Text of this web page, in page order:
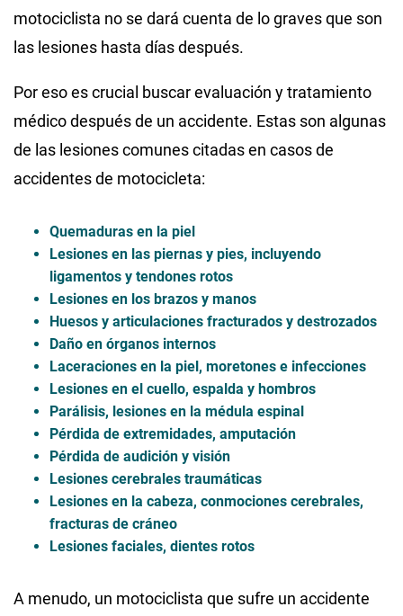
motociclista no se dará cuenta de lo graves que son
las lesiones hasta días después.
Por eso es crucial buscar evaluación y tratamiento
médico después de un accidente. Estas son algunas
de las lesiones comunes citadas en casos de
accidentes de motocicleta:
Quemaduras en la piel
Lesiones en las piernas y pies, incluyendo
ligamentos y tendones rotos
Lesiones en los brazos y manos
Huesos y articulaciones fracturados y destrozados
Daño en órganos internos
Laceraciones en la piel, moretones e infecciones
Lesiones en el cuello, espalda y hombros
Parálisis, lesiones en la médula espinal
Pérdida de extremidades, amputación
Pérdida de audición y visión
Lesiones cerebrales traumáticas
Lesiones en la cabeza, conmociones cerebrales,
fracturas de cráneo
Lesiones faciales, dientes rotos
A menudo, un motociclista que sufre un accidente